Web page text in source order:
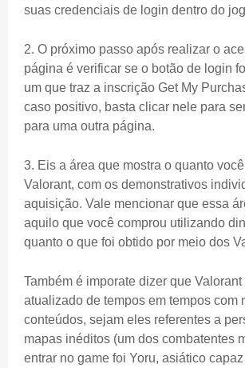
suas credenciais de login dentro do
2. O próximo passo após realizar o
página é verificar se o botão de login
um que traz a inscrição Get My
caso positivo, basta clicar nele para
para uma outra página.
3. Eis a área que mostra o quanto
Valorant, com os demonstrativos
aquisição. Vale mencionar que essa
aquilo que você comprou utilizando
quanto o que foi obtido por meio dos
Também é imporate dizer que
atualizado de tempos em tempos com
conteúdos, sejam eles referentes a
mapas inéditos (um dos combatentes
entrar no game foi Yoru, asiático